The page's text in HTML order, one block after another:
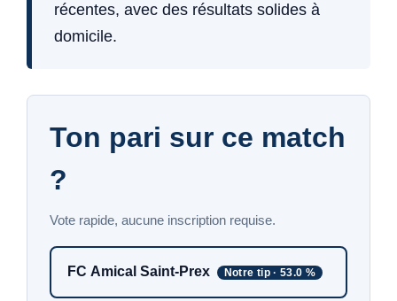
récentes, avec des résultats solides à
domicile.
Ton pari sur ce match
?
Vote rapide, aucune inscription requise.
FC Amical Saint-Prex Notre tip · 53.0 %